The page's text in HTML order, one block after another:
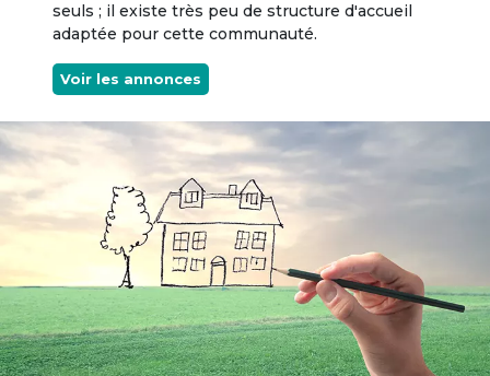
seuls ; il existe très peu de structure d'accueil
adaptée pour cette communauté.
Voir les annonces